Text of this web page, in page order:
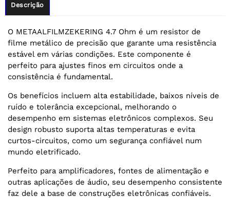
Descrição
O METAALFILMZEKERING 4.7 Ohm é um resistor de
filme metálico de precisão que garante uma resistência
estável em várias condições. Este componente é
perfeito para ajustes finos em circuitos onde a
consistência é fundamental.
Os benefícios incluem alta estabilidade, baixos níveis de
ruído e tolerância excepcional, melhorando o
desempenho em sistemas eletrônicos complexos. Seu
design robusto suporta altas temperaturas e evita
curtos-circuitos, como um segurança confiável num
mundo eletrificado.
Perfeito para amplificadores, fontes de alimentação e
outras aplicações de áudio, seu desempenho consistente
faz dele a base de construções eletrônicas confiáveis.